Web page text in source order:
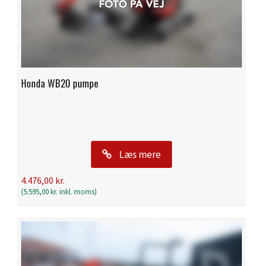
Honda WB20 pumpe
Læs mere
4.476,00 kr.
(5.595,00kr. inkl. moms)